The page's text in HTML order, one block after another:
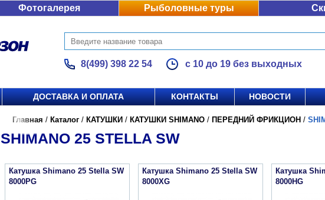
Фотогалерея Рыболовные туры
8(499) 398 22 54 с 10 до 19 без выходных
ДОСТАВКА И ОПЛАТА КОНТАКТЫ НОВОСТИ
Главная / Каталог / КАТУШКИ / КАТУШКИ SHIMANO / ПЕРЕДНИЙ ФРИКЦИОН /
SHIMANO 25 STELLA SW
Катушка Shimano 25 Stella SW
8000PG
Катушка Shimano 25 Stella SW
8000XG
Катушка
8000HG